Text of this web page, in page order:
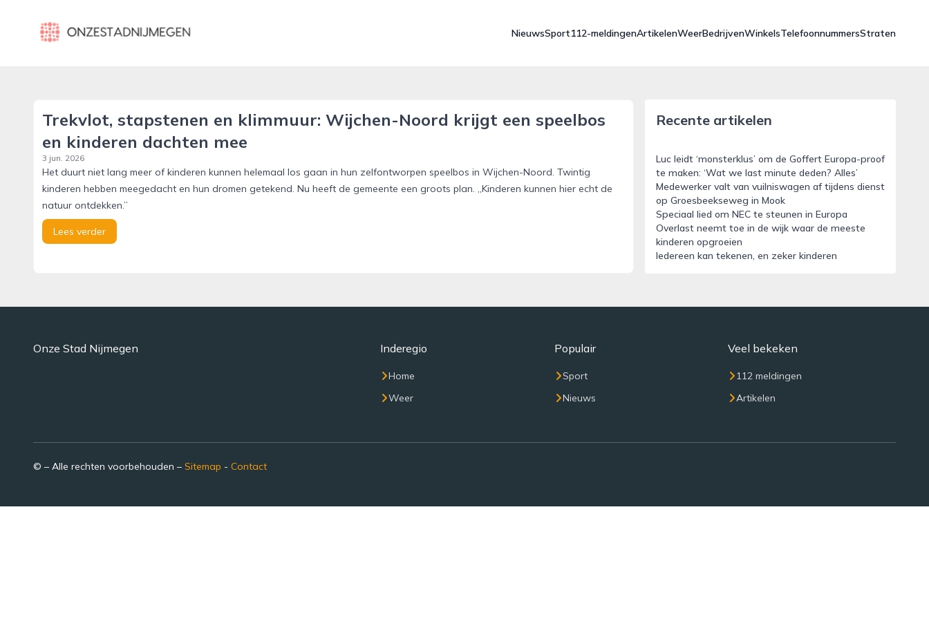
onzestadnijmegen.nl
NieuwsSport112-meldingenArtikelenWeerBedrijvenWinkelsTelefoonnummersStraten
Trekvlot, stapstenen en klimmuur: Wijchen-Noord krijgt een speelbos
en kinderen dachten mee
3 jun. 2026
Het duurt niet lang meer of kinderen kunnen helemaal los gaan in hun zelfontworpen speelbos in Wijchen-Noord. Twintig
kinderen hebben meegedacht en hun dromen getekend. Nu heeft de gemeente een groots plan. „Kinderen kunnen hier echt de
natuur ontdekken.”
Lees verder
Recente artikelen
Luc leidt ‘monsterklus’ om de Goffert Europa-proof
te maken: ‘Wat we last minute deden? Alles’
Medewerker valt van vuilniswagen af tijdens dienst
op Groesbeekseweg in Mook
Speciaal lied om NEC te steunen in Europa
Overlast neemt toe in de wijk waar de meeste
kinderen opgroeien
Iedereen kan tekenen, en zeker kinderen
Onze Stad Nijmegen Inderegio
Home
Weer
Populair
Sport
Nieuws
Veel bekeken
112 meldingen
Artikelen
© – Alle rechten voorbehouden – Sitemap - Contact